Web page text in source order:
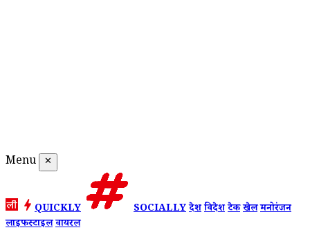
Menu ✕
QUICKLY SOCIALLYदेशविदेशटेकखेलमनोरंजन
लाइफस्टाइलवायरल